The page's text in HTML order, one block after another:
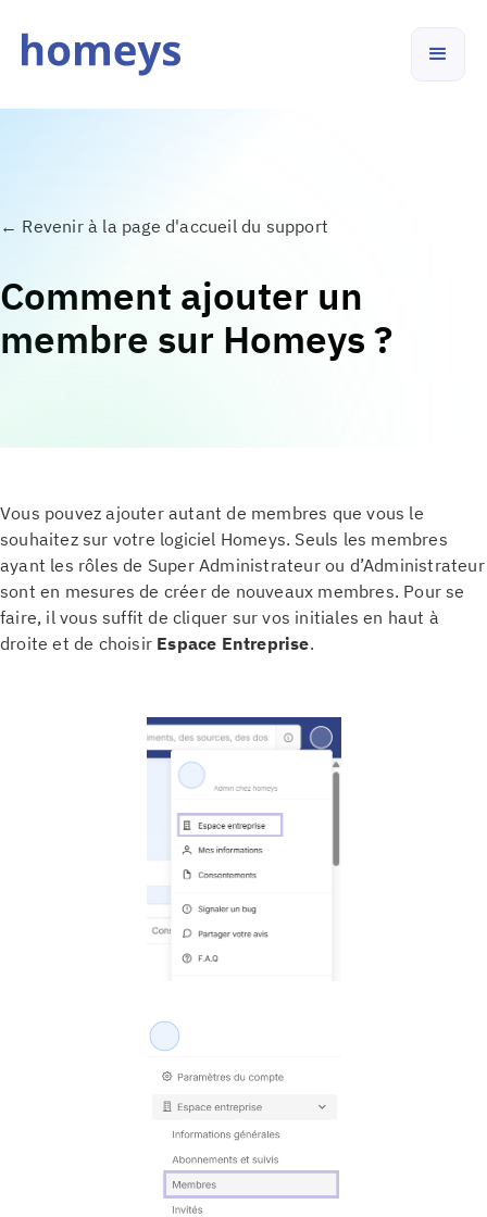
← Revenir à la page d'accueil du support
Comment ajouter un
membre sur Homeys ?
Vous pouvez ajouter autant de membres que vous le
souhaitez sur votre logiciel Homeys. Seuls les membres
ayant les rôles de Super Administrateur ou d’Administrateur
sont en mesures de créer de nouveaux membres. Pour se
faire, il vous suffit de cliquer sur vos initiales en haut à
droite et de choisir Espace Entreprise.